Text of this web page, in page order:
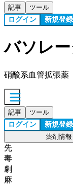
記事 ツール
ログイン 新規登録
バソレ
硝酸系血管拡張薬
記事 ツール
ログイン 新規登録
薬剤情報
先
毒
劇
麻